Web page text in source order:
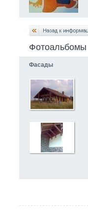
Фотоальбомы
Фасады